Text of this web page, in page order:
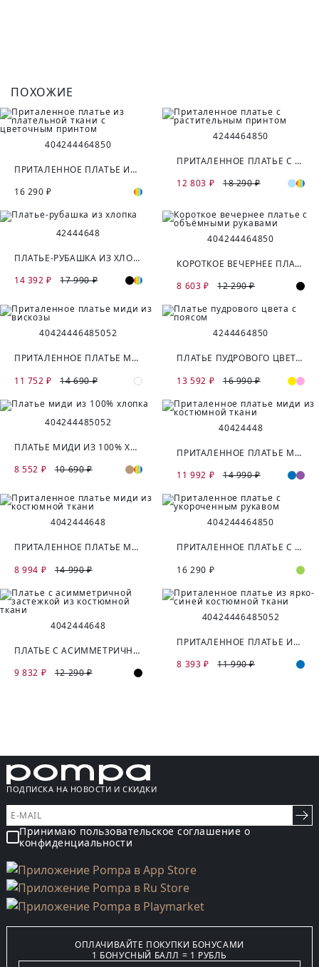
ПОХОЖИЕ
404244464850
ПРИТАЛЕННОЕ ПЛАТЬЕ ИЗ ПЛАТЕЛЬНОЙ ТКАНИ С ЦВЕТОЧНЫМ ПРИНТОМ
16 290 ₽
4244464850
ПРИТАЛЕННОЕ ПЛАТЬЕ С РАСТИТЕЛЬНЫМ ПРИНТОМ
12 803 ₽
18 290 ₽
42444648
ПЛАТЬЕ-РУБАШКА ИЗ ХЛОПКА
14 392 ₽
17 990 ₽
404244464850
КОРОТКОЕ ВЕЧЕРНЕЕ ПЛАТЬЕ С ОБЪЁМНЫМИ РУКАВАМИ
8 603 ₽
12 290 ₽
40424446485052
ПРИТАЛЕННОЕ ПЛАТЬЕ МИДИ ИЗ ВИСКОЗЫ
11 752 ₽
14 690 ₽
4244464850
ПЛАТЬЕ ПУДРОВОГО ЦВЕТА С ПОЯСОМ
13 592 ₽
16 990 ₽
404244485052
ПЛАТЬЕ МИДИ ИЗ 100% ХЛОПКА
8 552 ₽
10 690 ₽
40424448
ПРИТАЛЕННОЕ ПЛАТЬЕ МИДИ ИЗ КОСТЮМНОЙ ТКАНИ
11 992 ₽
14 990 ₽
4042444648
ПРИТАЛЕННОЕ ПЛАТЬЕ МИДИ ИЗ КОСТЮМНОЙ ТКАНИ
8 994 ₽
14 990 ₽
404244464850
ПРИТАЛЕННОЕ ПЛАТЬЕ С УКОРОЧЕННЫМ РУКАВОМ
16 290 ₽
4042444648
ПЛАТЬЕ С АСИММЕТРИЧНОЙ ЗАСТЕЖКОЙ ИЗ КОСТЮМНОЙ ТКАНИ
9 832 ₽
12 290 ₽
40424446485052
ПРИТАЛЕННОЕ ПЛАТЬЕ ИЗ ЯРКО-СИНЕЙ КОСТЮМНОЙ ТКАНИ
8 393 ₽
11 990 ₽
ПОДПИСКА НА НОВОСТИ И СКИДКИ
Принимаю пользовательское соглашение о
конфиденциальности
ОПЛАЧИВАЙТЕ ПОКУПКИ БОНУСАМИ
1 БОНУСНЫЙ БАЛЛ = 1 РУБЛЬ